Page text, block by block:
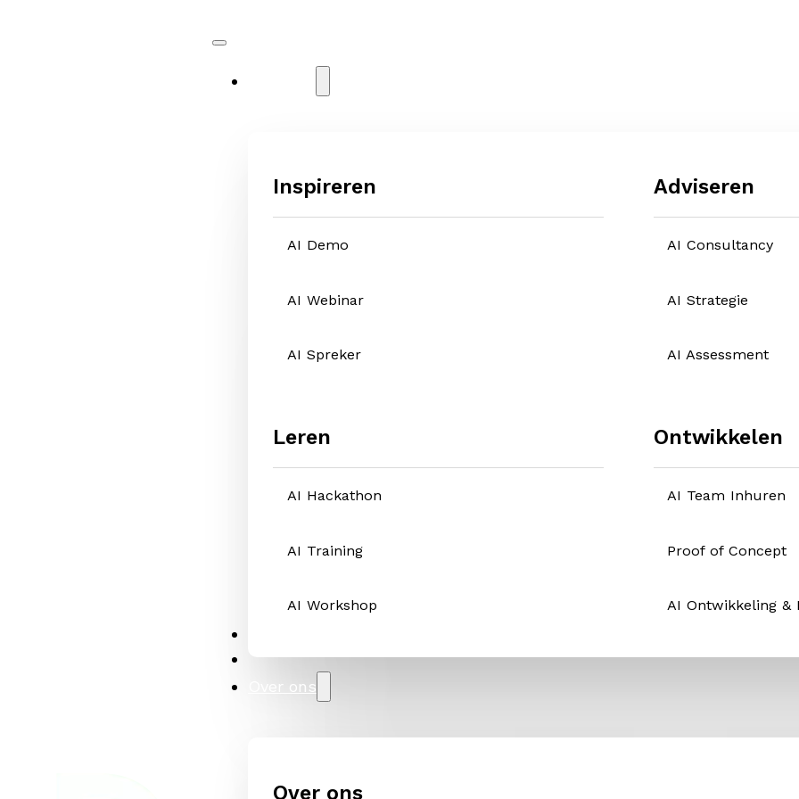
Inspireren
AI Demo
AI Webinar
AI Spreker
Leren
AI Hackathon
AI Training
AI Workshop
Adviseren
AI Consultancy
AI Strategie
AI Assessment
Ontwikkelen
AI Team Inhuren
Proof of Concept
AI Ontwikkeling &
Cases
Over ons
Over ons